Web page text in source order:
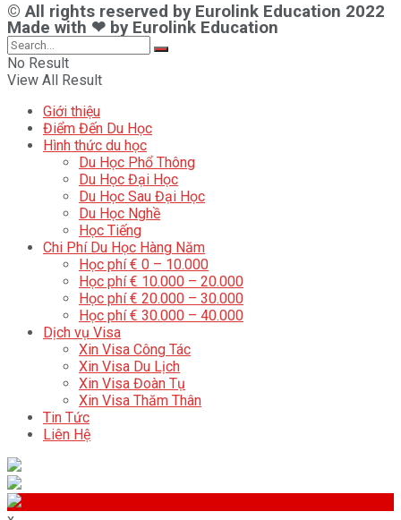
© All rights reserved by Eurolink Education 2022
Made with ❤ by Eurolink Education
No Result
View All Result
Giới thiệu
Điểm Đến Du Học
Hình thức du học
Du Học Phổ Thông
Du Học Đại Học
Du Học Sau Đại Học
Du Học Nghề
Học Tiếng
Chi Phí Du Học Hàng Năm
Học phí € 0 – 10.000
Học phí € 10.000 – 20.000
Học phí € 20.000 – 30.000
Học phí € 30.000 – 40.000
Dịch vụ Visa
Xin Visa Công Tác
Xin Visa Du Lịch
Xin Visa Đoàn Tụ
Xin Visa Thăm Thân
Tin Tức
Liên Hệ